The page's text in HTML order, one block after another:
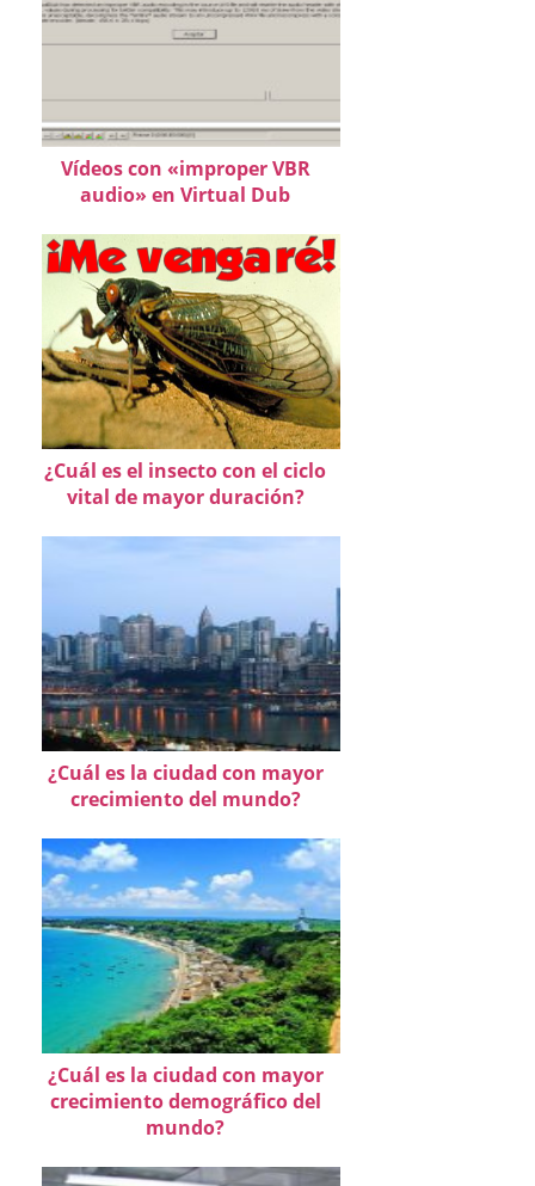
Vídeos con «improper VBR
audio» en Virtual Dub
¿Cuál es el insecto con el ciclo
vital de mayor duración?
¿Cuál es la ciudad con mayor
crecimiento del mundo?
¿Cuál es la ciudad con mayor
crecimiento demográfico del
mundo?